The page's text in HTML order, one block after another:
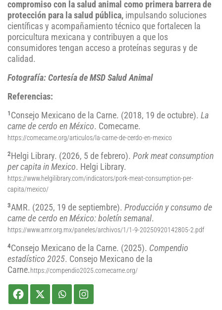
compromiso con la salud animal como primera barrera de
protección para la salud pública, impulsando soluciones
científicas y acompañamiento técnico que fortalecen la
porcicultura mexicana y contribuyen a que los
consumidores tengan acceso a proteínas seguras y de
calidad.
Fotografía: Cortesía de MSD Salud Animal
Referencias:
1 Consejo Mexicano de la Carne. (2018, 19 de octubre). La
carne de cerdo en México. Comecarne.
https://comecarne.org/articulos/la-carne-de-cerdo-en-mexico
2 Helgi Library. (2026, 5 de febrero). Pork meat consumption
per capita in Mexico. Helgi Library.
https://www.helgilibrary.com/indicators/pork-meat-consumption-per-
capita/mexico/
3AMR. (2025, 19 de septiembre). Producción y consumo de
carne de cerdo en México: boletín semanal.
https://www.amr.org.mx/paneles/archivos/1/1-9-20250920142805-2.pdf
4Consejo Mexicano de la Carne. (2025). Compendio
estadístico 2025. Consejo Mexicano de la
Carne.https://compendio2025.comecarne.org/